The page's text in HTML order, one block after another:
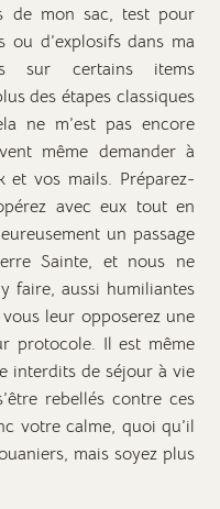
de mon sac, test pour
ou d’explosifs dans ma
sur certains items
des étapes classiques
ne m’est pas encore
même demander à
et vos mails. Préparez-
avec eux tout en
un passage
Sainte, et nous ne
faire, aussi humiliantes
leur opposerez une
protocole. Il est même
interdits de séjour à vie
rebellés contre ces
votre calme, quoi qu’il
mais soyez plus